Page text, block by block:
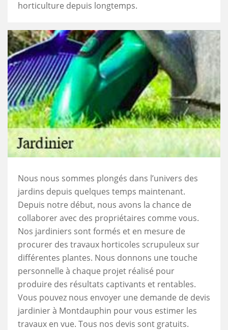
horticulture depuis longtemps.
Nous nous sommes plongés dans l’univers des
jardins depuis quelques temps maintenant.
Depuis notre début, nous avons la chance de
collaborer avec des propriétaires comme vous.
Nos jardiniers sont formés et en mesure de
procurer des travaux horticoles scrupuleux sur
différentes plantes. Nous donnons une touche
personnelle à chaque projet réalisé pour
produire des résultats captivants et rentables.
Vous pouvez nous envoyer une demande de devis
jardinier à Montdauphin pour vous estimer les
travaux en vue. Tous nos devis sont gratuits.